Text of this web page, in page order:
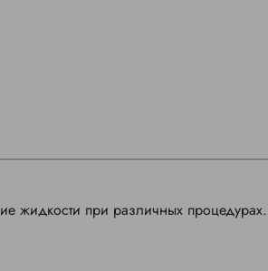
жидкости при различных процедурах.